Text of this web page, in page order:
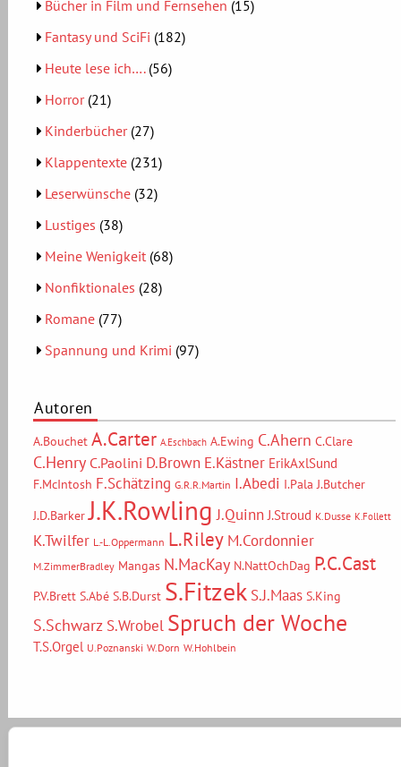
Bücher in Film und Fernsehen (15)
Fantasy und SciFi (182)
Heute lese ich….(56)
Horror(21)
Kinderbücher(27)
Klappentexte (231)
Leserwünsche (32)
Lustiges (38)
Meine Wenigkeit (68)
Nonfiktionales (28)
Romane (77)
Spannung und Krimi (97)
Autoren
A.Bouchet A.Carter A.Eschbach A.Ewing C.Ahern C.Clare
C.Henry C.Paolini D.Brown E.Kästner ErikAxlSund
F.McIntosh F.Schätzing G.R.R.Martin I.Abedi I.Pala J.Butcher
J.D.Barker J.K.Rowling J.Quinn J.Stroud K.Dusse K.Follett
K.Twilfer L.-L.Oppermann L.Riley M.Cordonnier
M.ZimmerBradley Mangas N.MacKay N.NattOchDag P.C.Cast
P.V.Brett S.Abé S.B.Durst S.Fitzek S.J.Maas S.King
S.Schwarz S.Wrobel Spruch der Woche
T.S.Orgel U.Poznanski W.Dorn W.Hohlbein